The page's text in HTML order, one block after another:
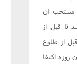
مستحب آن
تا قبل از
از طلوع
اکتفا